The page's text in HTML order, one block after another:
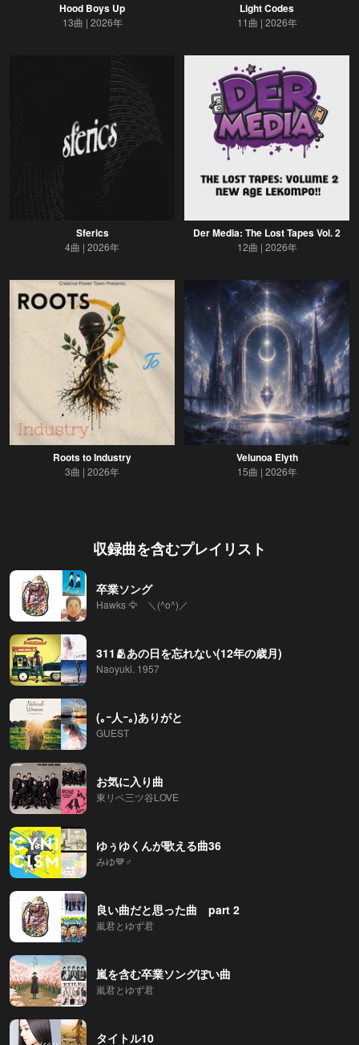
Hood Boys Up
13曲 2026年
Light Codes
11曲 2026年
Sferics
4曲 2026年
Der Media: The Lost Tapes Vol. 2
12曲 2026年
Roots to Industry
3曲 2026年
Velunoa Elyth
15曲 2026年
収録曲を含むプレイリスト
卒業ソング
Hawks 🦅 ＼(^o^)／
311🫂あの日を忘れない(12年の歳月)
Naoyuki. 1957
(｡ｰ人ｰ｡)ありがと
GUEST
お気に入り曲
東リベ三ツ谷LOVE
ゆぅゆくんが歌える曲36
みゆ💙♂
良い曲だと思った曲 part 2
嵐君とゆず君
嵐を含む卒業ソングぽい曲
嵐君とゆず君
タイトル10